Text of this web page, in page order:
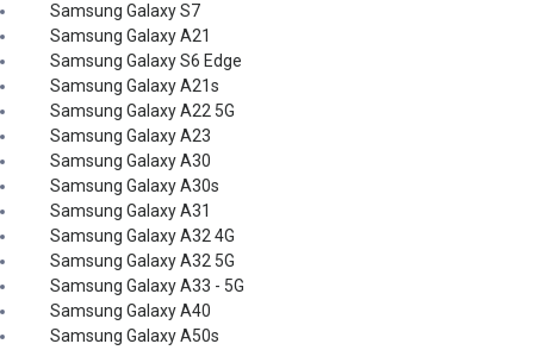
Samsung Galaxy S7
Samsung Galaxy A21
Samsung Galaxy S6 Edge
Samsung Galaxy A21s
Samsung Galaxy A22 5G
Samsung Galaxy A23
Samsung Galaxy A30
Samsung Galaxy A30s
Samsung Galaxy A31
Samsung Galaxy A32 4G
Samsung Galaxy A32 5G
Samsung Galaxy A33 - 5G
Samsung Galaxy A40
Samsung Galaxy A50s